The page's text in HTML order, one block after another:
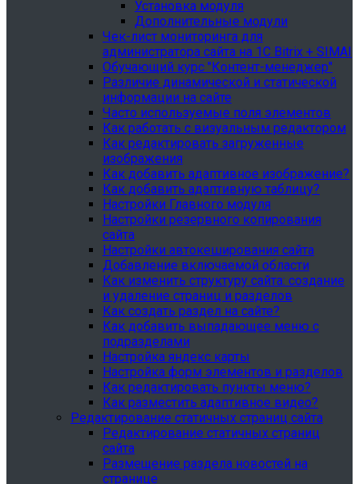
Установка модуля
Дополнительные модули
Чек-лист мониторинга для
администратора сайта на 1С Bitrix + SIMAI
Обучающий курс "Контент-менеджер"
Различие динамической и статической
информации на сайте
Часто используемые поля элементов
Как работать с визуальным редактором
Как редактировать загруженные
изображения
Как добавить адаптивное изображение?
Как добавить адаптивную таблицу?
Настройки Главного модуля
Настройки резервного копирования
сайта
Настройки автокеширования сайта
Добавление включаемой области
Как изменить структуру сайта: создание
и удаление страниц и разделов
Как создать раздел на сайте?
Как добавить выпадающее меню с
подразделами
Настройка яндекс карты
Настройка форм элементов и разделов
Как редактировать пункты меню?
Как разместить адаптивное видео?
Редактирование статичных страниц сайта
Редактирование статичных страниц
сайта
Размещение раздела новостей на
странице